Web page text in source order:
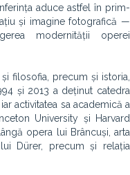
aduce astfel în prim-
și imagine fotografică —
modernității operei
filosofia, precum și istoria,
și 2013 a deținut catedra
activitatea sa academică a
University și Harvard
opera lui Brâncuși, arta
Dürer, precum și relația